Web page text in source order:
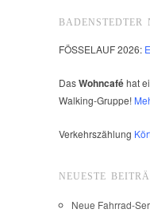
BADENSTEDTER
FÖSSELAUF 2026:
DasWohncaféhat
Walking-Gruppe!
Verkehrszählung
NEUESTE
Neue Fahrrad-